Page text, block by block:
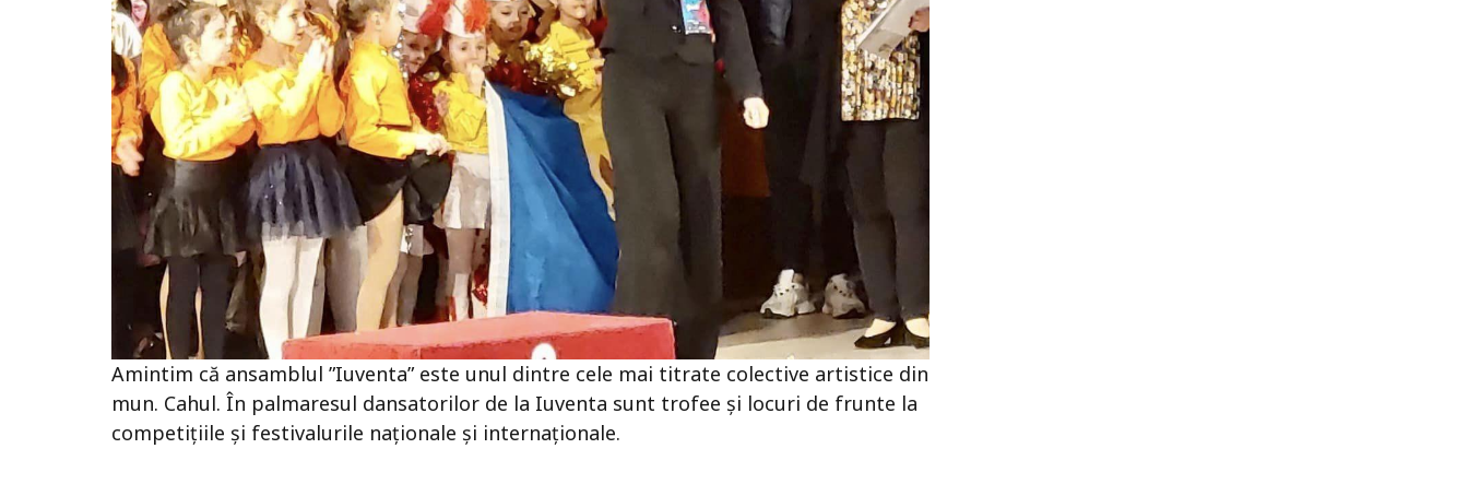
Amintim că ansamblul ”Iuventa” este unul dintre cele mai titrate colective artistice din
mun. Cahul. În palmaresul dansatorilor de la Iuventa sunt trofee și locuri de frunte la
competițiile și festivalurile naționale și internaționale.